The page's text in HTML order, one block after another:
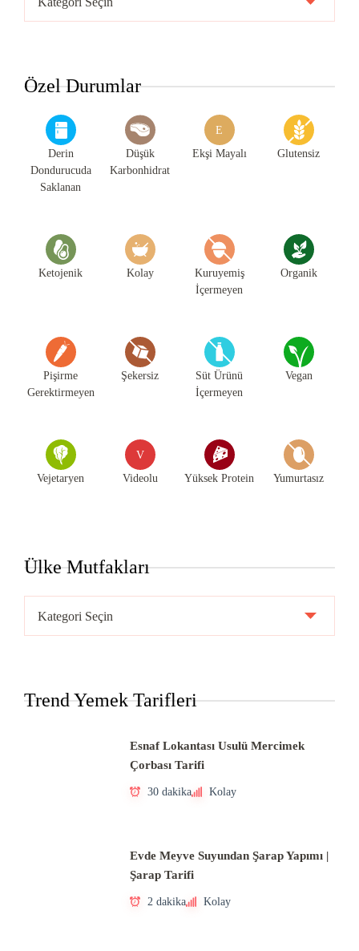
Kategorileri
Özel Durumlar
Derin
Dondurucuda
Saklanan
Düşük
Karbonhidrat
E
Ekşi Mayalı Glutensiz
Ketojenik Kolay
Kuruyemiş
İçermeyen
Organik
Pişirme
Gerektirmeyen
Şekersiz
Süt Ürünü
İçermeyen
Vegan
Vejetaryen
V
Videolu Yüksek Protein Yumurtasız
Ülke Mutfakları
Mutfakları
Trend Yemek Tarifleri
Esnaf Lokantası Usulü Mercimek
Çorbası Tarifi
30 dakika Kolay
Evde Meyve Suyundan Şarap Yapımı |
Şarap Tarifi
2 dakika Kolay